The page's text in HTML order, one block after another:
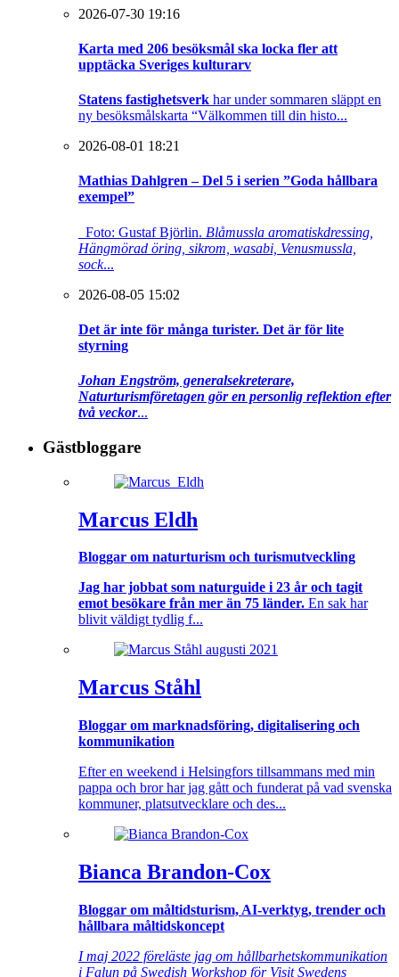
2026-07-30 19:16
Karta med 206 besöksmål ska locka fler att
upptäcka Sveriges kulturarv
Statens fastighetsverk har under sommaren släppt en
ny besöksmålskarta “Välkommen till din histo...
2026-08-01 18:21
Mathias Dahlgren – Del 5 i serien ”Goda hållbara
exempel”
Foto: Gustaf Björlin. Blåmussla aromatiskdressing,
Hängmörad öring, sikrom, wasabi, Venusmussla,
sock...
2026-08-05 15:02
Det är inte för många turister. Det är för lite
styrning
Johan Engström, generalsekreterare,
Naturturismföretagen gör en personlig reflektion efter
två veckor...
Gästbloggare
Marcus Eldh
Bloggar om naturturism och turismutveckling
Jag har jobbat som naturguide i 23 år och tagit
emot besökare från mer än 75 länder. En sak har
blivit väldigt tydlig f...
Marcus Ståhl
Bloggar om marknadsföring, digitalisering och
kommunikation
Efter en weekend i Helsingfors tillsammans med min
pappa och bror har jag gått och funderat på vad svenska
kommuner, platsutvecklare och des...
Bianca Brandon-Cox
Bloggar om måltidsturism, AI-verktyg, trender och
hållbara måltidskoncept
I maj 2022 föreläste jag om hållbarhetskommunikation
i Falun på Swedish Workshop för Visit Swedens